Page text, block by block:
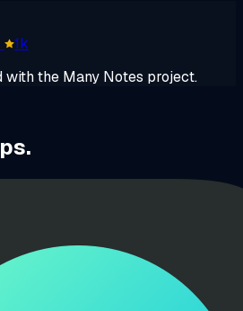
1k
with the Many Notes project.